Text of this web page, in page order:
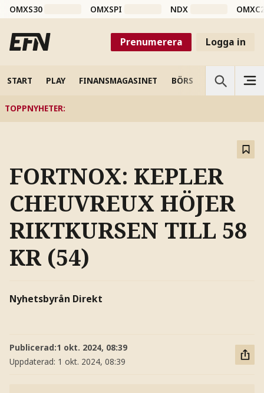
OMXS30 OMXSPI NDX
Prenumerera Logga in
START PLAY FINANSMAGASINET BÖRS VETENSKAP
TOPPNYHETER:
FORTNOX: KEPLER
CHEUVREUX HÖJER
RIKTKURSEN TILL 58
KR (54)
Nyhetsbyrån Direkt
Publicerad:1 okt. 2024, 08:39
Uppdaterad: 1 okt. 2024, 08:39